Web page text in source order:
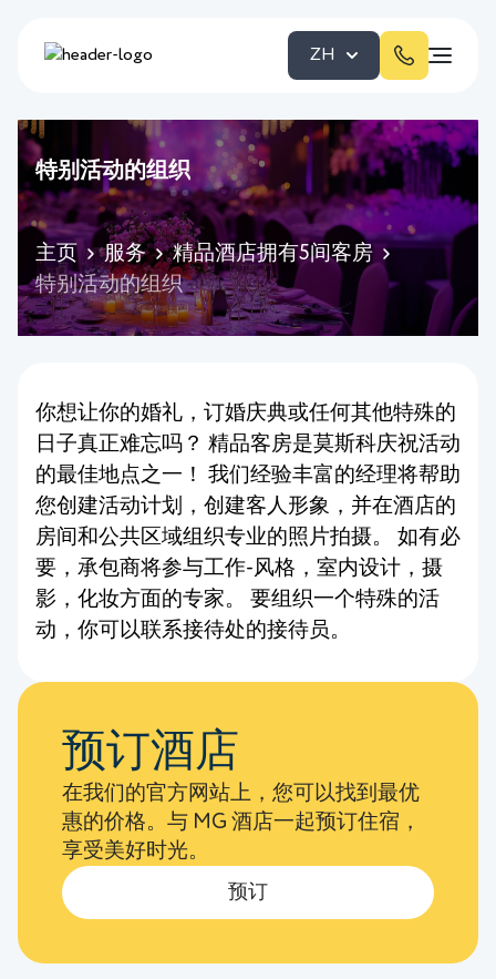
ZH
特别活动的组织
主页 服务
精品酒店拥有5间客房
特别活动的组织
你想让你的婚礼，订婚庆典或任何其他特殊的
日子真正难忘吗？ 精品客房是莫斯科庆祝活动
的最佳地点之一！ 我们经验丰富的经理将帮助
您创建活动计划，创建客人形象，并在酒店的
房间和公共区域组织专业的照片拍摄。 如有必
要，承包商将参与工作-风格，室内设计，摄
影，化妆方面的专家。 要组织一个特殊的活
动，你可以联系接待处的接待员。
预订酒店
在我们的官方网站上，您可以找到最优
惠的价格。与 MG 酒店一起预订住宿，
享受美好时光。
预订